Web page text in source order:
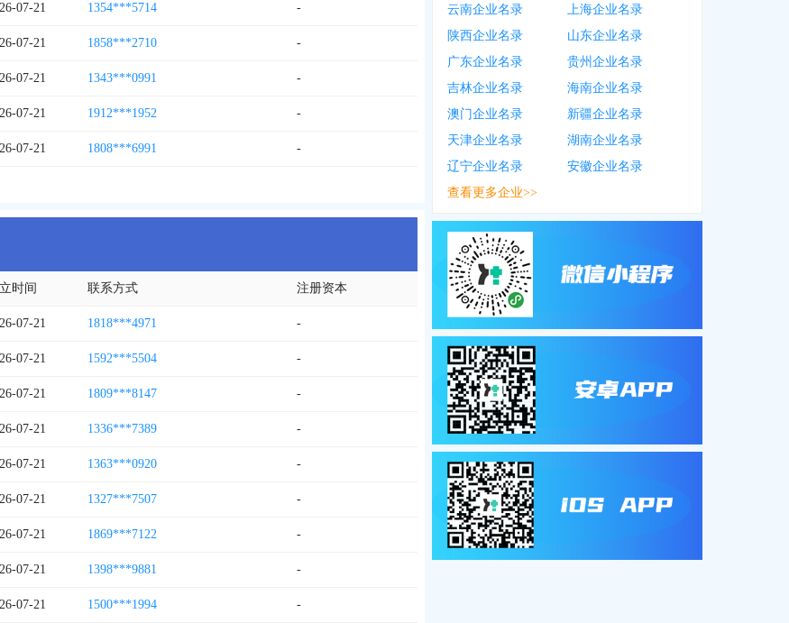
07-21 1354***5714 -
07-21 1858***2710 -
07-21 1343***0991 -
07-21 1912***1952 -
07-21 1808***6991 -
时间 联系方式 注册资本
07-21 1818***4971 -
07-21 1592***5504 -
07-21 1809***8147 -
07-21 1336***7389 -
07-21 1363***0920 -
07-21 1327***7507 -
07-21 1869***7122 -
07-21 1398***9881 -
07-21 1500***1994 -
云南企业名录
上海企业名录
陕西企业名录
山东企业名录
广东企业名录
贵州企业名录
吉林企业名录
海南企业名录
澳门企业名录
新疆企业名录
天津企业名录
湖南企业名录
辽宁企业名录
安徽企业名录
查看更多企业>>